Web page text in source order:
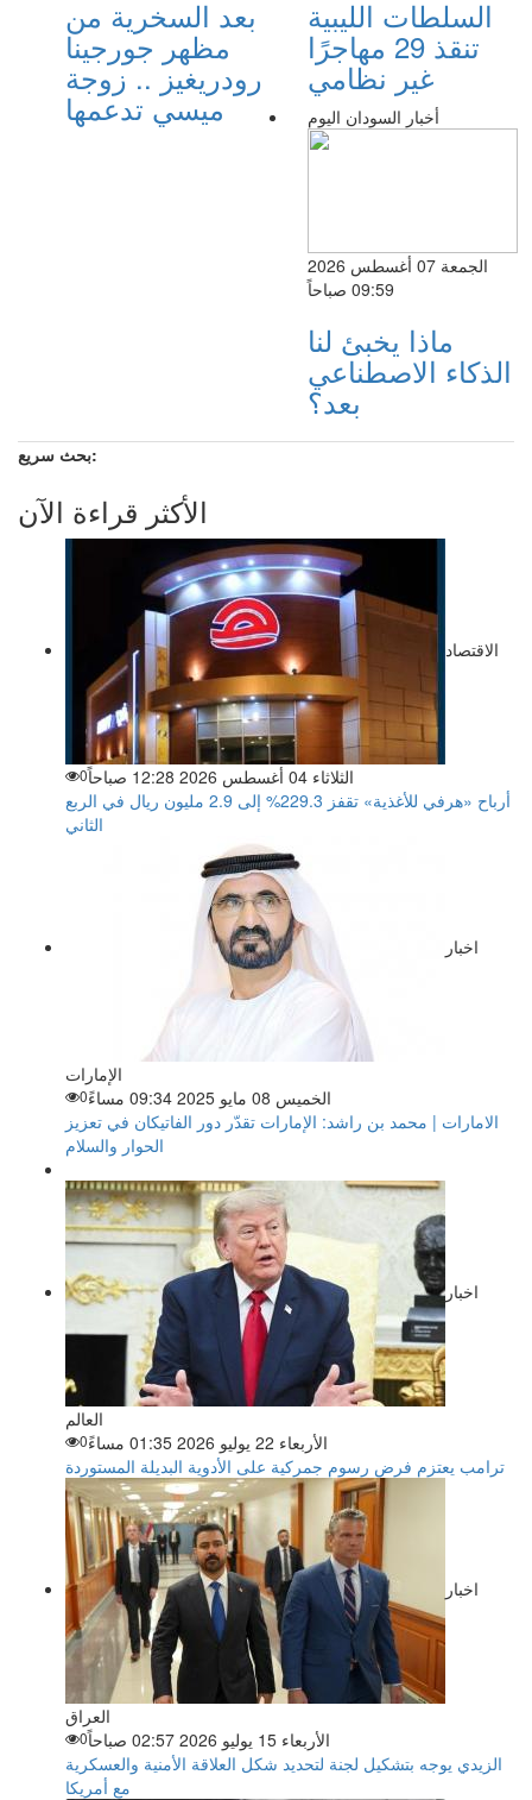
بعد السخرية من
مظهر جورجينا
رودريغيز .. زوجة
ميسي تدعمها
السلطات الليبية
تنقذ 29 مهاجرًا
غير نظامي
أخبار السودان اليوم
الجمعة 07 أغسطس 2026
09:59 صباحاً
ماذا يخبئ لنا
الذكاء الاصطناعي
بعد؟
بحث سريع:
الأكثر قراءة الآن
الاقتصاد
الثلاثاء 04 أغسطس 2026 12:28 صباحاً 0
أرباح «هرفي للأغذية» تقفز 229.3% إلى 2.9 مليون ريال في الربع
الثاني
اخبار
الإمارات
الخميس 08 مايو 2025 09:34 مساءً
0
الامارات | محمد بن راشد: الإمارات تقدّر دور الفاتيكان في تعزيز
الحوار والسلام
اخبار
العالم
الأربعاء 22 يوليو 2026 01:35 مساءً
0
ترامب يعتزم فرض رسوم جمركية على الأدوية البديلة المستوردة
اخبار
العراق
الأربعاء 15 يوليو 2026 02:57 صباحاً
0
الزيدي يوجه بتشكيل لجنة لتحديد شكل العلاقة الأمنية والعسكرية
مع أمريكا